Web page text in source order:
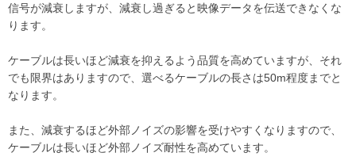
信号が減衰しますが、減衰し過ぎると映像データを伝送できなくな
ります。
ケーブルは長いほど減衰を抑えるよう品質を高めていますが、それ
でも限界はありますので、選べるケーブルの長さは50m程度までと
なります。
また、減衰するほど外部ノイズの影響を受けやすくなりますので、
ケーブルは長いほど外部ノイズ耐性を高めています。